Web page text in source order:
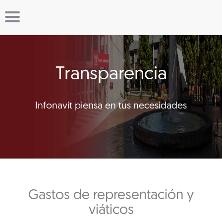
Transparencia
Infonavit piensa en tus necesidades
Gastos de representación y
viáticos